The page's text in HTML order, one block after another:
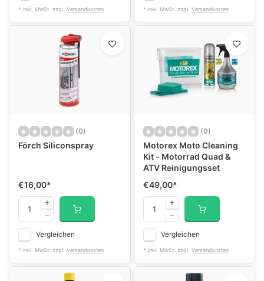
* Inkl. MwSt. zzgl. Versandkosten * Inkl. MwSt. zzgl. Versandkosten
(0)
Förch Siliconspray
€16,00*
Vergleichen
* Inkl. MwSt. zzgl. Versandkosten
(0)
Motorex Moto Cleaning
Kit - Motorrad Quad &
ATV Reinigungsset
€49,00*
Vergleichen
* Inkl. MwSt. zzgl. Versandkosten